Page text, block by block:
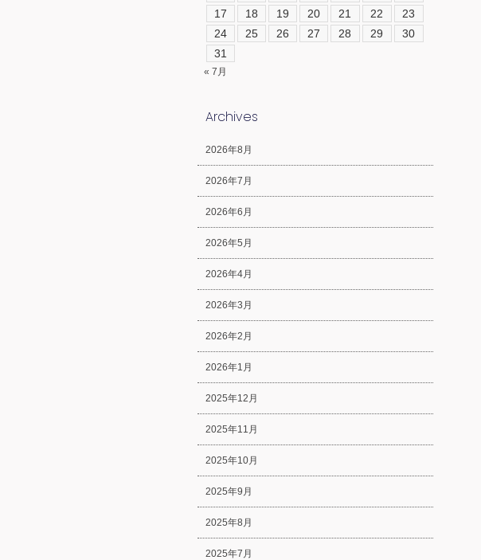
17 18 19 20 21 22
23
24
25 26 27 28 29
30
31
« 7月
Archives
2026年8月
2026年7月
2026年6月
2026年5月
2026年4月
2026年3月
2026年2月
2026年1月
2025年12月
2025年11月
2025年10月
2025年9月
2025年8月
2025年7月